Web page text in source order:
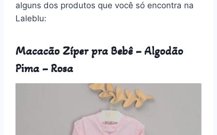
alguns dos produtos que você só encontra na
Laleblu:
Macacão Zíper pra Bebê – Algodão
Pima – Rosa